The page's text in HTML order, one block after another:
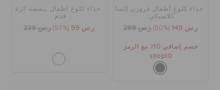
حذاء كلوغ أطفال فروزن إلسا
كلاسيكي
ر.س 149 (50%) ر.س 299
خصم إضافي 10٪ مع الرمز
shop10
حذاء كلوغ أطفال بنقشة كرة
قدم
ر.س 99 (57%) ر.س 229